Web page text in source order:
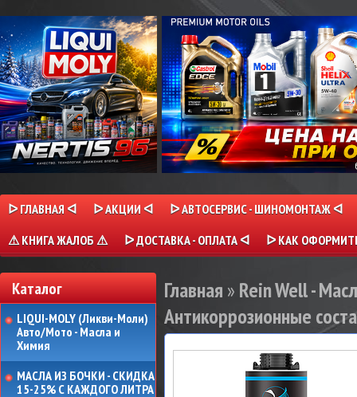
ᐅ ГЛАВНАЯ ᐊ ᐅ АКЦИИ ᐊ
ᐅ АВТОСЕРВИС - ШИНОМОНТАЖ ᐊ
⚠ КНИГА ЖАЛОБ ⚠
ᐅ ДОСТАВКА - ОПЛАТА ᐊ ᐅ КАК
Каталог
LIQUI-MOLY (Ликви-Моли)
Авто/Мото - Масла и
Химия
МАСЛА ИЗ БОЧКИ - СКИДКА
15-25% С КАЖДОГО ЛИТРА
Главная » Rein Well -
Антикоррозионные